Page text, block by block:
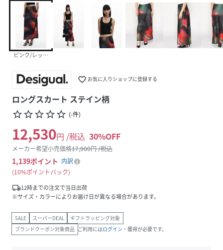
ピンク/レッド/3092
favorite_border お気に入りショップに登録する
ロングスカート ステイン柄
star_borderstar_borderstar_borderstar_borderstar_border (-件)
12,530円 /税込 30%OFF
メーカー希望小売価格17,900円 /税込
1,139ポイント 内訳
10%ポイントバック
local_shipping12時までの注文で当日出荷
※サイズ・カラーによりお届け日が異なる場合があります。
SALE スーパーDEAL
ギフトラッピング対象
ブランドクーポン対象商品 ご利用にはログイン ・獲得が必要です。